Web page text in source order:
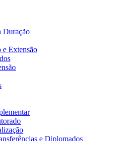
Duração
e Extensão
e Diplomados